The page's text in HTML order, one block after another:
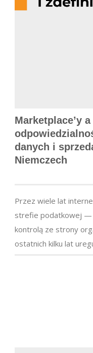
Marketplace’y
danych i
Niemczech
Przez wiele lat
strefie podatkowej —
kontrolą ze strony
ostatnich kilku lat